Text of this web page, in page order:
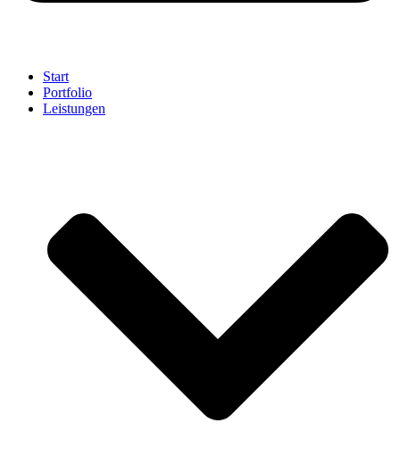
Start
Portfolio
Leistungen